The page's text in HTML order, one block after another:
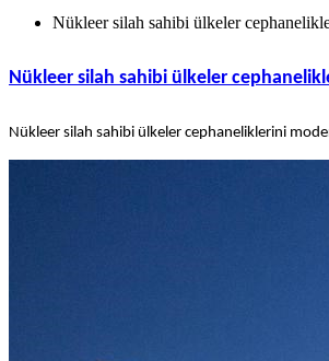
Nükleer silah sahibi ülkeler
Nükleer silah sahibi ülkeler
Nükleer silah sahibi ülkeler cephaneliklerini